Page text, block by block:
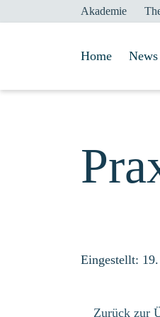
Akademie
Home News
Eingestellt:
Zurück zur